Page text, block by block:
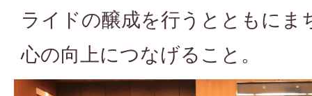
ライドの醸成を行うとともにま
心の向上につなげること。